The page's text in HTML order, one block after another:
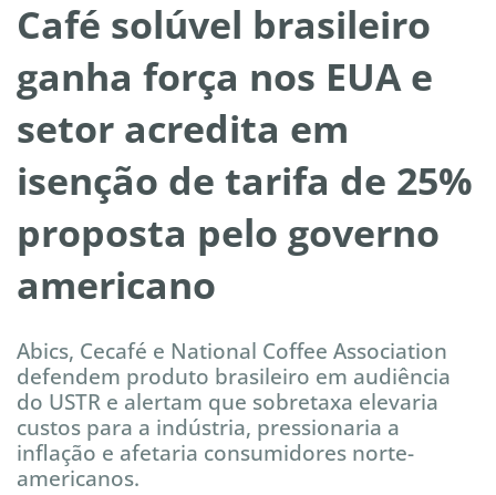
Café solúvel brasileiro
ganha força nos EUA e
setor acredita em
isenção de tarifa de 25%
proposta pelo governo
americano
Abics, Cecafé e National Coffee Association
defendem produto brasileiro em audiência
do USTR e alertam que sobretaxa elevaria
custos para a indústria, pressionaria a
inflação e afetaria consumidores norte-
americanos.